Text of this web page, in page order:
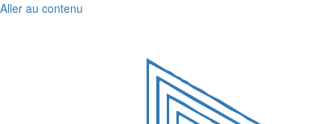
Aller au contenu